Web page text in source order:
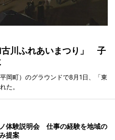
古川ふれあいまつり」 子
岡町）のグラウンドで8月1日、「東
た。
体験説明会 仕事の経験を地域の
提案